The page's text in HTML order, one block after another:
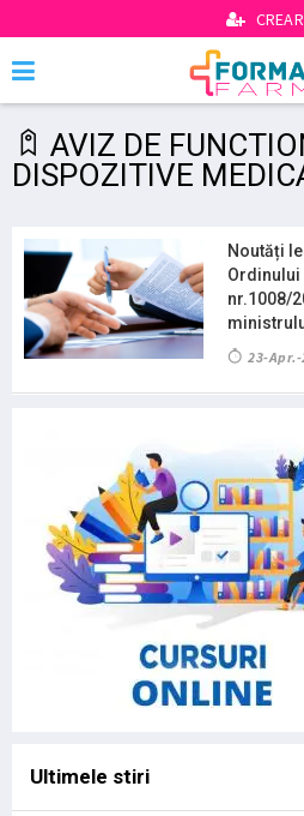
AVIZ DE
DISPOZITIVE
Noutăți
nr.1008/
23-Apr.-
Ultimele stiri